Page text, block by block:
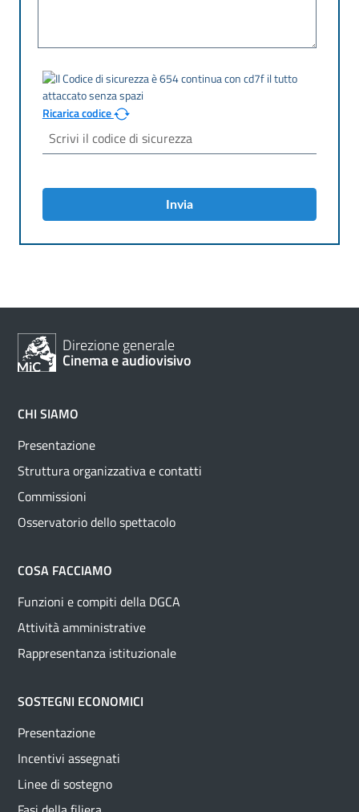
Ricarica codice
Invia
Direzione generale
Cinema e audiovisivo
CHI SIAMO
Presentazione
Struttura organizzativa e contatti
Commissioni
Osservatorio dello spettacolo
COSA FACCIAMO
Funzioni e compiti della DGCA
Attività amministrative
Rappresentanza istituzionale
SOSTEGNI ECONOMICI
Presentazione
Incentivi assegnati
Linee di sostegno